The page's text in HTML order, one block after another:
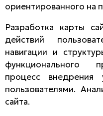
ориентированного на
Разработка карты
действий
навигации и
функционального
процесс внедрения
пользователями.
сайта.